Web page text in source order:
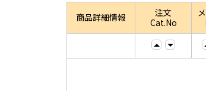
商品詳細情報
注文
Cat.No